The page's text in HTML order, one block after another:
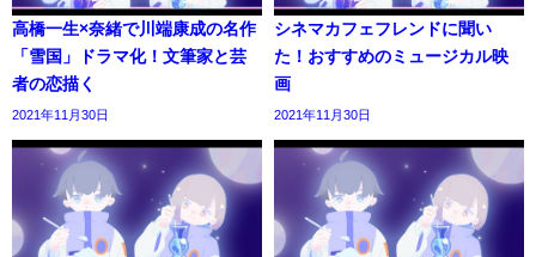
高橋一生×奈緒で川端康成の名作
「雪国」ドラマ化！文筆家と芸
者の恋描く
2021年11月30日
シネマカフェフレンドに聞い
た！おすすめのミュージカル映
画
2021年11月30日